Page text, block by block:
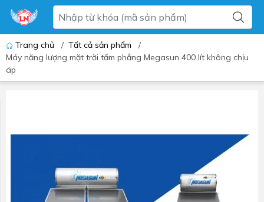
Trang chủ / Tất cả sản phẩm
/
Máy năng lượng mặt trời tấm phẳng Megasun 400 lít không chịu
áp